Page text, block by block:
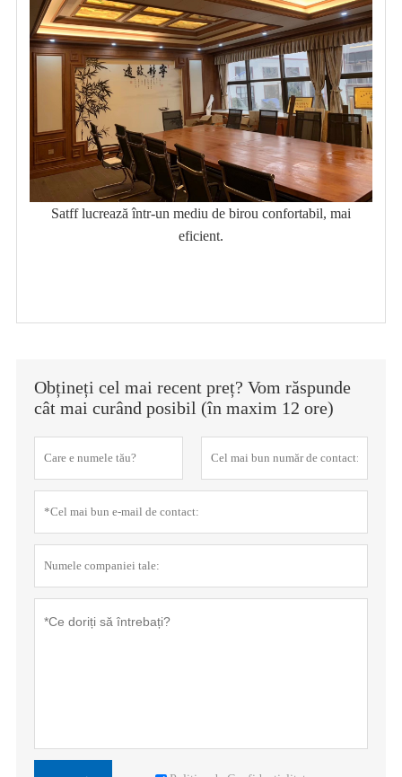
Satff lucrează într-un mediu de birou confortabil, mai
eficient.
Obțineți cel mai recent preț? Vom răspunde
cât mai curând posibil (în maxim 12 ore)